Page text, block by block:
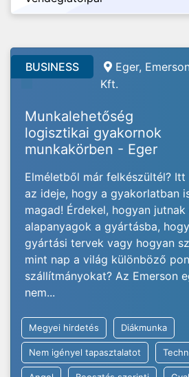
BUSINESS
Eger,
Kft.
Munkalehetőség
logisztikai gyakornok
munkakörben - Eger
Elméletből már felkészültél? Itt
az ideje, hogy a gyakorlatban
magad! Érdekel, hogyan jutnak
alapanyagok a gyártásba,
gyártási tervek vagy hogyan
mint nap a világ különböző
szállítmányokat? Az Emerson
nem...
Megyei hirdetés Diákmunka
Nem igényel tapasztalatot